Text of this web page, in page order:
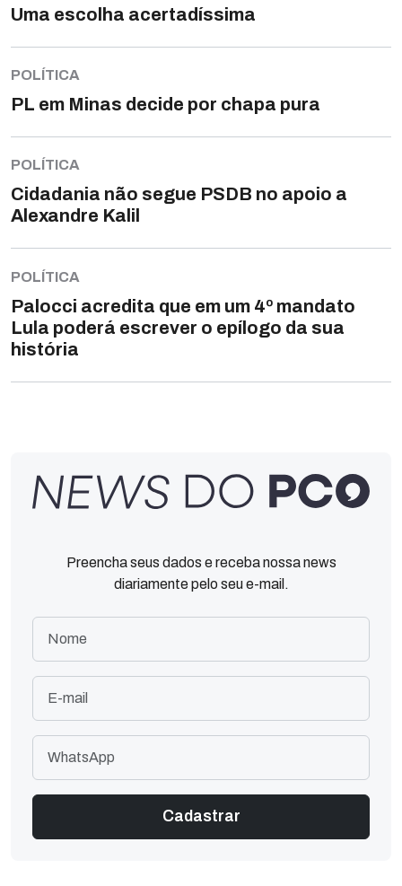
Uma escolha acertadíssima
POLÍTICA
PL em Minas decide por chapa pura
POLÍTICA
Cidadania não segue PSDB no apoio a
Alexandre Kalil
POLÍTICA
Palocci acredita que em um 4º mandato
Lula poderá escrever o epílogo da sua
história
Preencha seus dados e receba nossa news
diariamente pelo seu e-mail.